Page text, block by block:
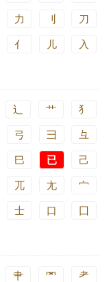
力 刂 刀
亻 儿 入
辶 艹 犭
弓 彐 彑
巳 已 己
兀 尢 宀
士 口 囗
肀 罓 耂